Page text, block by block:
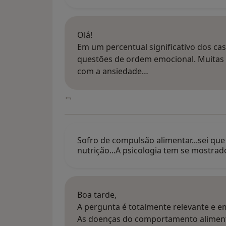
Olá!
Em um percentual significativo dos
questões de ordem emocional.
com a ansiedade…
Sofro de compulsão alimentar...sei
nutrição...A psicologia tem se
Boa tarde,
A pergunta é totalmente relevante e
As doenças do comportamento